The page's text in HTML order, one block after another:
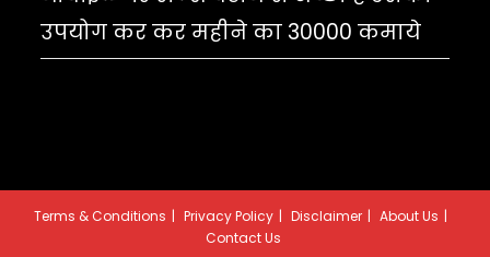
उपयोग कर कर महीने का 30000 कमाये
Terms & Conditions Privacy Policy Disclaimer
About Us
Contact Us